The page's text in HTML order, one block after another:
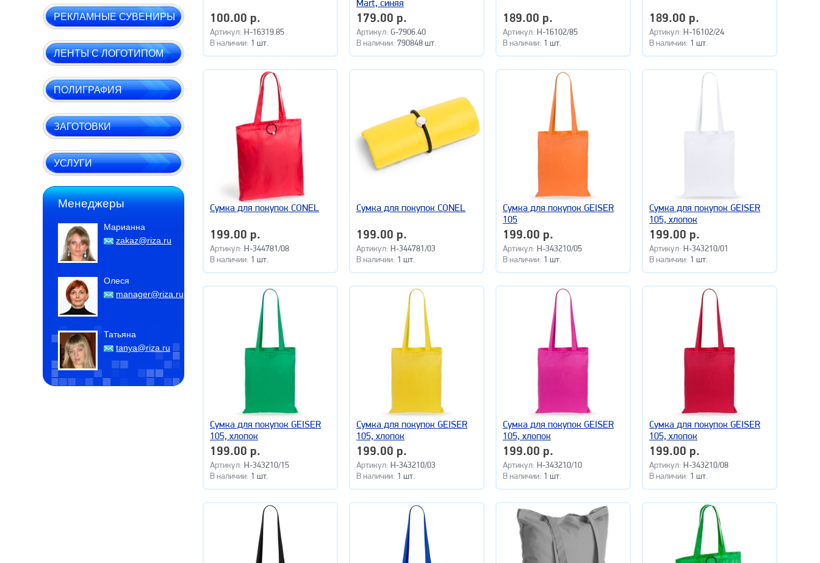
РЕКЛАМНЫЕ СУВЕНИРЫ
ЛЕНТЫ С ЛОГОТИПОМ
ПОЛИГРАФИЯ
ЗАГОТОВКИ
УСЛУГИ
Менеджеры
Марианна
zakaz@riza.ru
Олеся
manager@riza.ru
Татьяна
tanya@riza.ru
100.00 р.
Артикул: H-16319.85
В наличии: 1 шт.
Mart, синяя
179.00 р.
Артикул:G-7906.40
В наличии:790848 шт.
189.00 р.
Артикул:H-16102/85
В наличии: 1 шт.
189.00 р.
Артикул:H-16102/24
В наличии: 1 шт.
Сумка для покупок CONEL
199.00 р.
Артикул: H-344781/08
В наличии: 1 шт.
Сумка для покупок CONEL
199.00 р.
Артикул:H-344781/03
В наличии: 1 шт.
Сумка для покупок GEISER
105
199.00 р.
Артикул:H-343210/05
В наличии: 1 шт.
Сумка для покупок GEISER
105, хлопок
199.00 р.
Артикул:H-343210/01
В наличии: 1 шт.
Сумка для покупок GEISER
105, хлопок
199.00 р.
Артикул: H-343210/15
В наличии: 1 шт.
Сумка для покупок GEISER
105, хлопок
199.00 р.
Артикул:H-343210/03
В наличии: 1 шт.
Сумка для покупок GEISER
105, хлопок
199.00 р.
Артикул:H-343210/10
В наличии: 1 шт.
Сумка для покупок GEISER
105, хлопок
199.00 р.
Артикул:H-343210/08
В наличии: 1 шт.